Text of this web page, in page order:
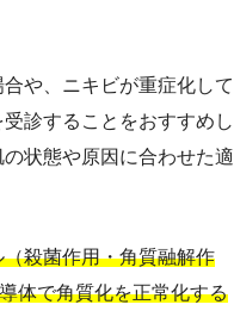
や、ニキビが重症化して
診することをおすすめし
状態や原因に合わせた適
殺菌作用・角質融解作
体で角質化を正常化する